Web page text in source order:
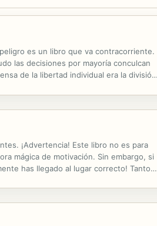
peligro es un libro que va contracorriente.
las decisiones por mayoría conculcan
de la libertad individual era la división
¡Advertencia! Este libro no es para
mágica de motivación. Sin embargo, si
has llegado al lugar correcto! Tanto si